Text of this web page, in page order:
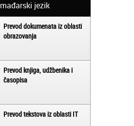
mađarski jezik
Prevod dokumenata iz oblasti
obrazovanja
Prevod knjiga, udžbenika i
časopisa
Prevod tekstova iz oblasti IT